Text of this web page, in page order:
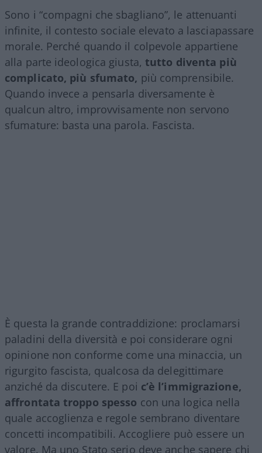
Sono i “compagni che sbagliano”, le attenuanti
infinite, il contesto sociale elevato a lasciapassare
morale. Perché quando il colpevole appartiene
alla parte ideologica giusta,tutto diventa più
complicato, più sfumato, più comprensibile.
Quando invece a pensarla diversamente è
qualcun altro, improvvisamente non servono
sfumature: basta una parola. Fascista.
È questa la grande contraddizione: proclamarsi
paladini della diversità e poi considerare ogni
opinione non conforme come una minaccia, un
rigurgito fascista, qualcosa da delegittimare
anziché da discutere. E poi c’è l’immigrazione,
affrontata troppo spesso con una logica nella
quale accoglienza e regole sembrano diventare
concetti incompatibili. Accogliere può essere un
valore. Ma uno Stato serio deve anche sapere chi